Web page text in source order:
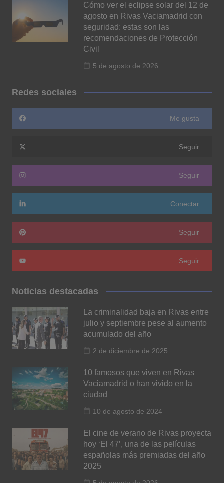
Cómo ver el eclipse solar del 12 de
agosto en Rivas Vaciamadrid con
seguridad: estas son las
recomendaciones de Protección
Civil
5 de agosto de 2026
Redes sociales
Me gusta
Seguir
Seguir
Conectar
Seguir
Seguir
Noticias destacadas
La criminalidad baja en Rivas entre
julio y septiembre pese al aumento
acumulado del año
2 de diciembre de 2025
10 famosos que viven en Rivas
Vaciamadrid o han vivido en la
ciudad
10 de agosto de 2024
El cine de verano de Rivas proyecta
hoy ‘El 47’, una de las películas
españolas más premiadas del año
2025